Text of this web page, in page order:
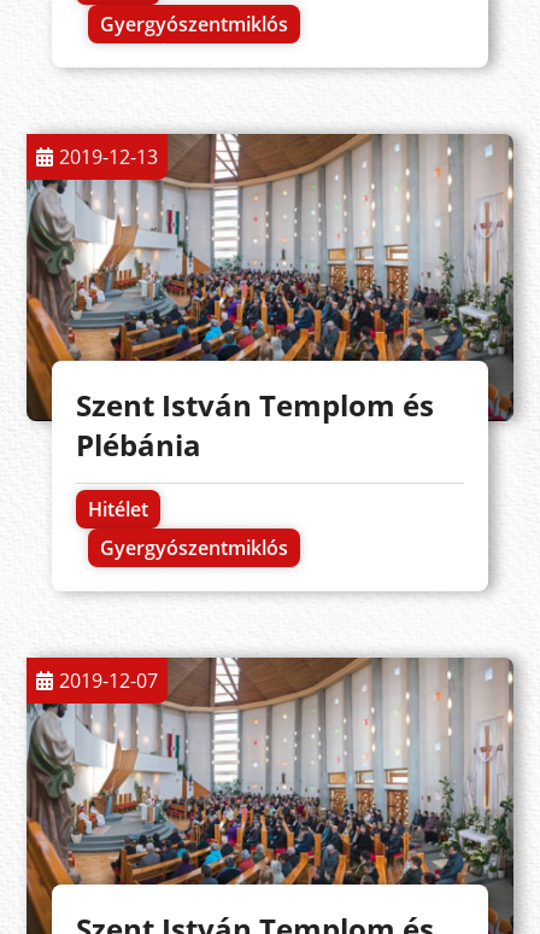
Gyergyószentmiklós
2019-12-13
Szent István Templom és
Plébánia
Hitélet
Gyergyószentmiklós
2019-12-07